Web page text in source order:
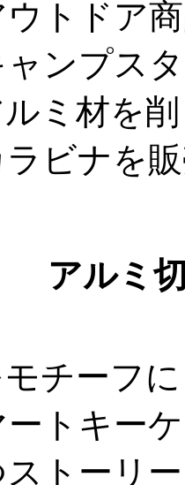
トドア
ンプス
ミ材を
ビナを
アルミ
チーフ
トキー
トーリ